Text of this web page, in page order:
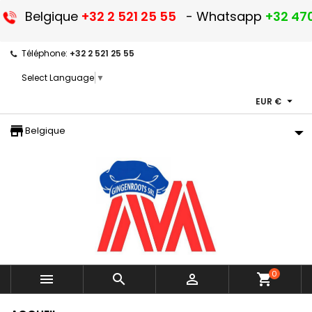
Belgique +32 2 521 25 55 - Whatsapp +32
Téléphone: +32 2 521 25 55
Select Language ▼
EUR € 
storefront
Belgique
   shopping_cart0